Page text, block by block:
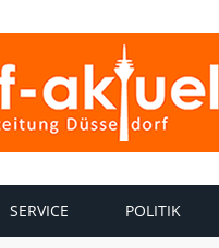
SERVICE POLITIK